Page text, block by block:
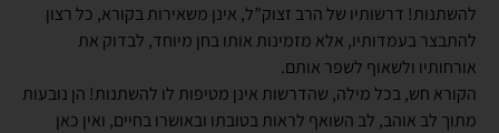
להשתנות! דרשותיו של הרב זצוק”ל, אינן משאירות בקורא, כל רצון
להתבצר בעמדותיו, אלא מזמינות אותו בחן מיוחד, לבדוק את
אורחותיו ולשאוף לשפר אותם.
הקורא חש, בכל מילה, שהדרשות אינן מטיפות לו להשתנות! הן נובעות
מתוך לב אוהב, לב השואף לראות בטובתו ובאושרו בחיים, ואין כאן